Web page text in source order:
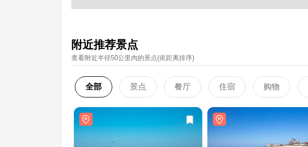
附近推荐景点
查看附近半径50公里內的景点(依距离排序)
全部 景点 餐厅 住宿 购物